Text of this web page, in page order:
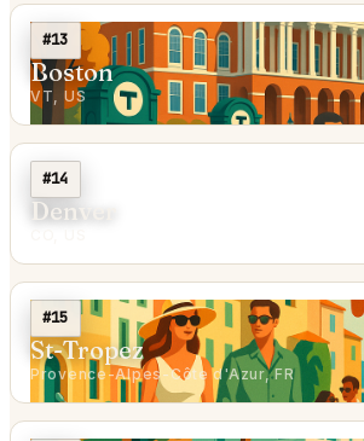
#13
Boston
VT, US
#14
Denver
#15
St-Tropez
Provence-Alpes-Côte d'Azur, FR